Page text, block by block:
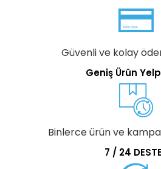
Güvenli ve kolay
Geniş Ürün
Binlerce ürün ve
7 / 24